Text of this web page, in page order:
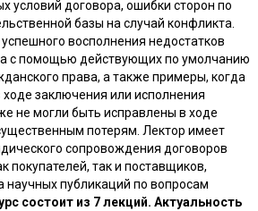
условий договора, ошибки сторон по
базы на случай конфликта.
восполнения недостатков
с помощью действующих по умолчанию
права, а также примеры, когда
заключения или исполнения
не могли быть исправлены в ходе
потерям. Лектор имеет
сопровождения договоров
покупателей, так и поставщиков,
научных публикаций по вопросам
состоит из 7 лекций. Актуальность